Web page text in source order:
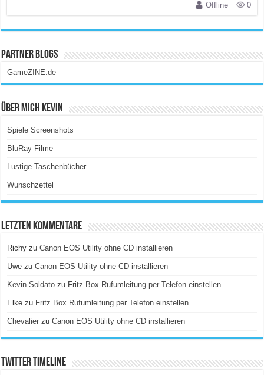
Offline
0
Partner Blogs
GameZINE.de
Über Mich Kevin
Spiele Screenshots
BluRay Filme
Lustige Taschenbücher
Wunschzettel
Letzten Kommentare
Richy zuCanon EOS Utility ohne CD installieren
Uwe zuCanon EOS Utility ohne CD installieren
Kevin Soldato zu Fritz Box Rufumleitung per Telefon einstellen
Elke zu Fritz Box Rufumleitung per Telefon einstellen
Chevalier zuCanon EOS Utility ohne CD installieren
Twitter Timeline